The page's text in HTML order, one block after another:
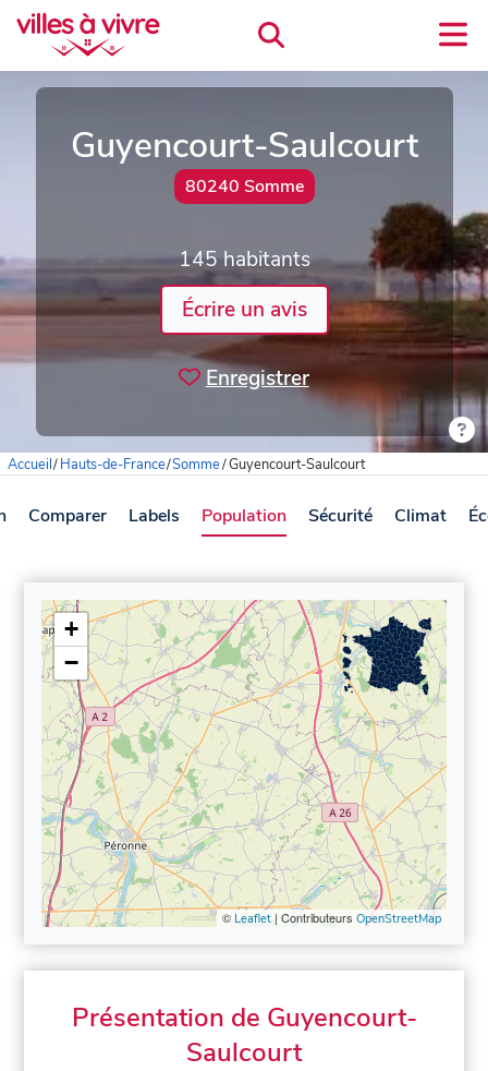
Guyencourt-Saulcourt
80240 Somme
145 habitants
Écrire un avis
Enregistrer
Accueil/Hauts-de-France/Somme/Guyencourt-Saulcourt
Comparer Labels Population Sécurité Climat
+
−
© Leaflet| Contributeurs OpenStreetMap
Présentation de Guyencourt-
Saulcourt